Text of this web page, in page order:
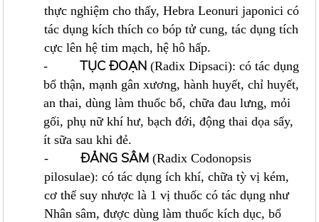
thực nghiệm cho thấy, Hebra Leonuri japonici có
tác dụng kích thích co bóp tử cung, tác dụng tích
cực lên hệ tim mạch, hệ hô hấp.
-TỤC ĐOẠN (Radix Dipsaci): có tác dụng
bổ thận, mạnh gân xương, hành huyết, chỉ huyết,
an thai, dùng làm thuốc bổ, chữa đau lưng, mỏi
gối, phụ nữ khí hư, bạch đới, động thai dọa sẩy,
ít sữa sau khi đẻ.
- ĐẢNG SÂM (Radix Codonopsis
pilosulae): có tác dụng ích khí, chữa tỳ vị kém,
cơ thể suy nhược là 1 vị thuốc có tác dụng như
Nhân sâm, được dùng làm thuốc kích dục, bổ